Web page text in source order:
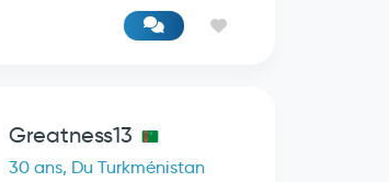
Greatness13
30 ans, Du Turkménistan